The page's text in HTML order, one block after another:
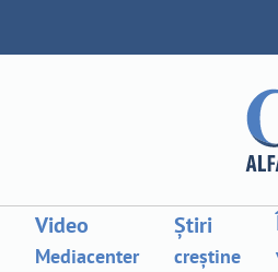
Video
Mediacenter
Știri
creștine